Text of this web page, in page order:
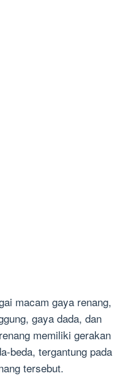
macam gaya renang,
gaya dada, dan
memiliki gerakan
beda, tergantung pada
tersebut.